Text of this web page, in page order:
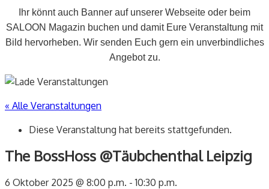
Ihr könnt auch Banner auf unserer Webseite oder beim
SALOON Magazin buchen und damit Eure Veranstaltung mit
Bild hervorheben. Wir senden Euch gern ein unverbindliches
Angebot zu.
« Alle Veranstaltungen
Diese Veranstaltung hat bereits stattgefunden.
The BossHoss @Täubchenthal Leipzig
6 Oktober 2025 @ 8:00 p.m. -10:30 p.m.